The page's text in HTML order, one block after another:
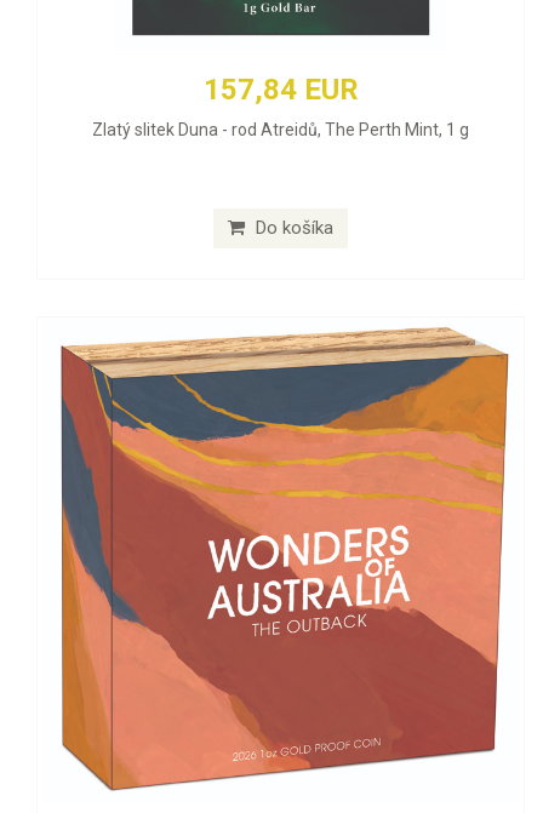
157,84 EUR
Zlatý slitek Duna - rod Atreidů, The Perth Mint, 1 g
Do košíka